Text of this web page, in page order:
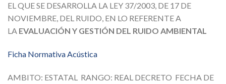
EL QUE SE DESARROLLA LA LEY 37/2003, DE 17 DE
NOVIEMBRE, DEL RUIDO, EN LO REFERENTE A
LA EVALUACIÓN Y GESTIÓN DEL RUIDO AMBIENTAL
Ficha Normativa Acústica
AMBITO: ESTATAL RANGO: REAL DECRETO FECHA DE